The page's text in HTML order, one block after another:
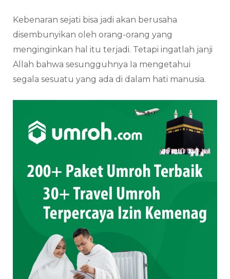
Kebenaran sejati bisa jadi akan berusaha
disembunyikan oleh orang-orang yang
menginginkan hal itu terjadi. Tetapi ingatlah janji
Allah bahwa sesungguhnya Ia mengetahui
segala sesuatu yang ada di dalam hati manusia.